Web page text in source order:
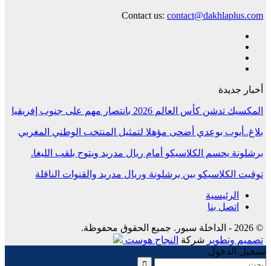
Contact us: contact@dakhlaplus.com
أخبار جديدة
المكسيك تدشن كأس العالم 2026 بانتصار مهم على جنوب إفريقيا
بلاغ..أيوب بوعدي أضحى مؤهلا لتمثيل المنتخب الوطني المغربي
برشلونة يحسم الكلاسيكو أمام ريال مدريد ويتوج بلقب الليغا.
توقيت الكلاسيكو بين برشلونة وريال مدريد والقنوات الناقلة
الرئيسية
اتصل بنا
© 2026 - الداخلة سبور. جميع الحقوق محفوظة.
تصميم وتطوير شركة النجاح هوست
تسجيل الدخول